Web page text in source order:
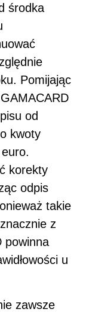
środka
Pomijając
od
kwoty
korekty
odpis
takie
z
powinna
u
zawsze